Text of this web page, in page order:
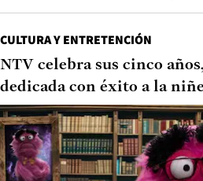
CULTURA Y ENTRETENCIÓN
NTV celebra sus cinco
dedicada con éxito a la